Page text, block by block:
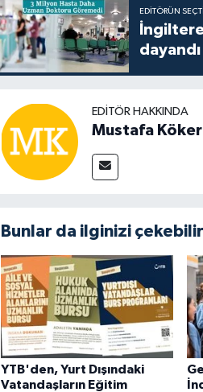
EDITÖRÜN
dayandı
EDITÖR HAKKINDA
Mustafa Köker
Bunlar da ilginizi çekebilir
YTB'den, Yurt Dışındaki
Vatandaşların Eğitim